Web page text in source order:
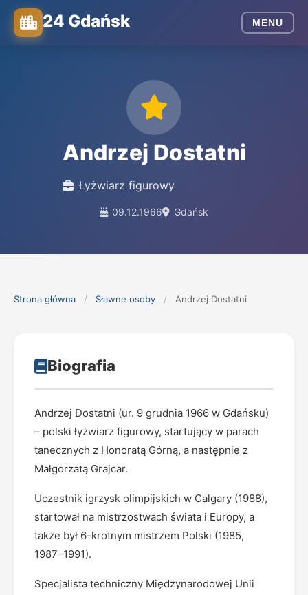
24 Gdańsk MENU
Andrzej Dostatni
Łyżwiarz figurowy
09.12.1966 Gdańsk
Strona główna / Sławne osoby / Andrzej Dostatni
Biografia
Andrzej Dostatni (ur. 9 grudnia 1966 w Gdańsku)
– polski łyżwiarz figurowy, startujący w parach
tanecznych z Honoratą Górną, a następnie z
Małgorzatą Grajcar.
Uczestnik igrzysk olimpijskich w Calgary (1988),
startował na mistrzostwach świata i Europy, a
także był 6-krotnym mistrzem Polski (1985,
1987–1991).
Specjalista techniczny Międzynarodowej Unii